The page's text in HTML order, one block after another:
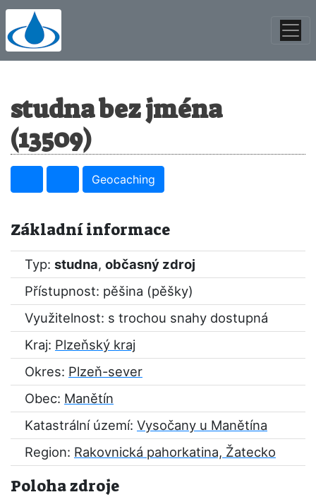
studna bez jména
(13509)
Geocaching
Základní informace
Typ: studna, občasný zdroj
Přístupnost: pěšina (pěšky)
Využitelnost: s trochou snahy dostupná
Kraj: Plzeňský kraj
Okres: Plzeň-sever
Obec: Manětín
Katastrální území: Vysočany u Manětína
Region: Rakovnická pahorkatina, Žatecko
Poloha zdroje